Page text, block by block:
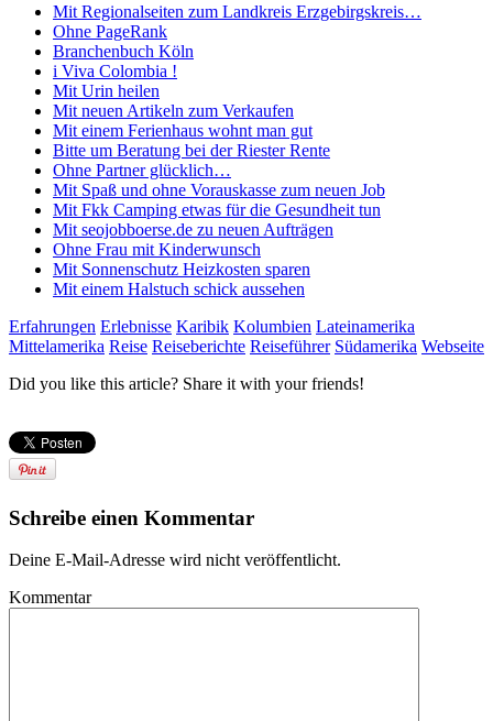
Mit Regionalseiten zum Landkreis Erzgebirgskreis…
Ohne PageRank
Branchenbuch Köln
i Viva Colombia !
Mit Urin heilen
Mit neuen Artikeln zum Verkaufen
Mit einem Ferienhaus wohnt man gut
Bitte um Beratung bei der Riester Rente
Ohne Partner glücklich…
Mit Spaß und ohne Vorauskasse zum neuen Job
Mit Fkk Camping etwas für die Gesundheit tun
Mit seojobboerse.de zu neuen Aufträgen
Ohne Frau mit Kinderwunsch
Mit Sonnenschutz Heizkosten sparen
Mit einem Halstuch schick aussehen
Erfahrungen Erlebnisse Karibik Kolumbien Lateinamerika
Mittelamerika Reise Reiseberichte Reiseführer Südamerika Webseite
Did you like this article? Share it with your friends!
Schreibe einen Kommentar
Deine E-Mail-Adresse wird nicht veröffentlicht.
Kommentar